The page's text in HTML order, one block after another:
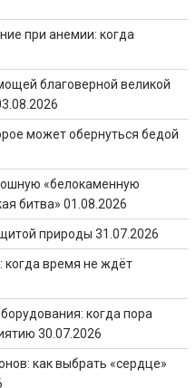
при анемии: когда
благоверной великой
может обернуться бедой
«белокаменную
битва» 01.08.2026
природы 31.07.2026
когда время не ждёт
когда пора
30.07.2026
как выбрать «сердце»